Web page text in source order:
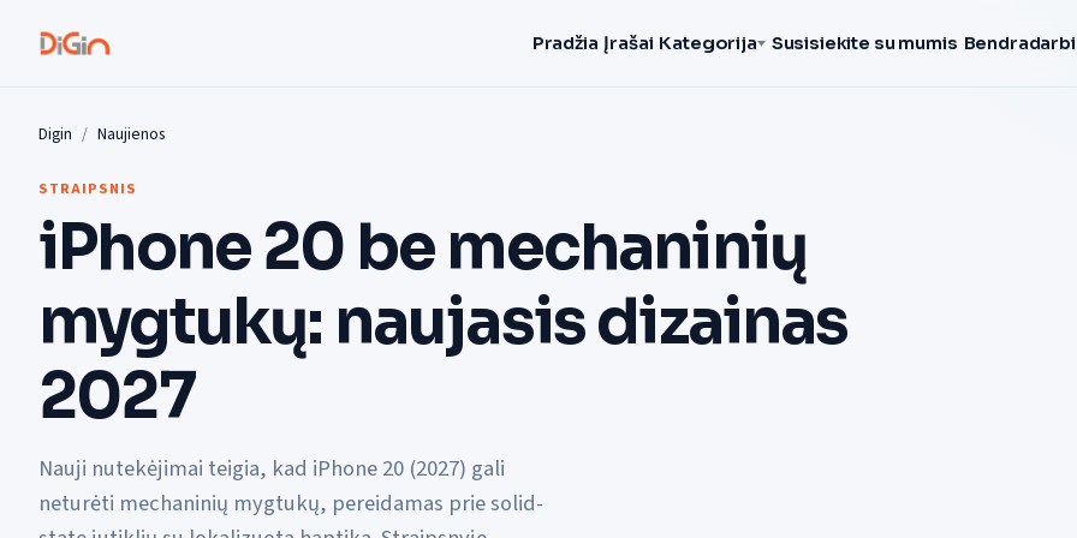
Pradžia Įrašai Kategorija Susisiekite su mumis
Digin Naujienos
STRAIPSNIS
iPhone 20 be mechaninių
mygtukų: naujasis dizainas
2027
Nauji nutekėjimai teigia, kad iPhone 20 (2027) gali
neturėti mechaninių mygtukų, pereidamas prie solid-